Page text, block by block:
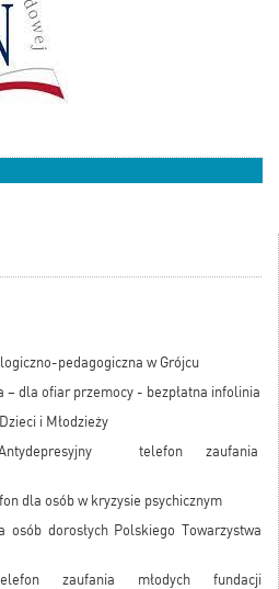
pedagogiczna w Grójcu
– dla ofiar przemocy - bezpłatna infolinia
i Młodzieży
telefon zaufania
dla osób w kryzysie psychicznym
osób dorosłych Polskiego Towarzystwa
zaufania młodych fundacji